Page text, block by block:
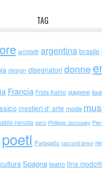
TAG
architetti argentina brasile
design disegnatori donne
Francia Frida Kahlo giappone
mestieri d' arte moda
neruda perù Philippe Jaroussky
poeti Portogallo racconti brevi
Spagna teatro tina modotti